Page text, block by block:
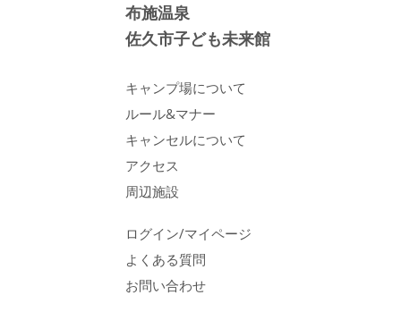
布施温泉
佐久市子ども未来館
キャンプ場について
ルール&マナー
キャンセルについて
アクセス
周辺施設
ログイン/マイページ
よくある質問
お問い合わせ